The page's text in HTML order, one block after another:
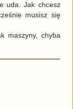
uda. Jak chcesz
musisz się
maszyny, chyba